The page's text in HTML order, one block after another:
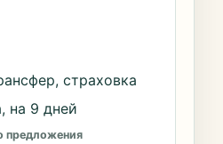
страховка
на 9 дней
предложения